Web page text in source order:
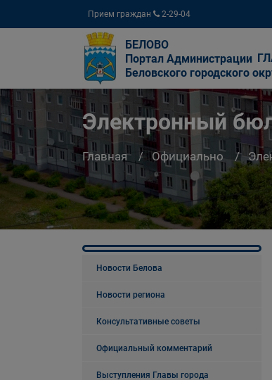
Прием граждан 2-29-04
БЕЛОВО
Портал Администрации
Беловского городского
Электронный
Главная Официально
Новости Белова
Новости региона
Консультативные советы
Официальный комментарий
Выступления Главы города